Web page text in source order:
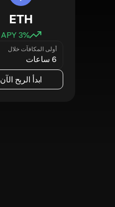
ETH
3% APY
أولى المكافآت خلال
6 ساعات
ابدأ الربح الآن